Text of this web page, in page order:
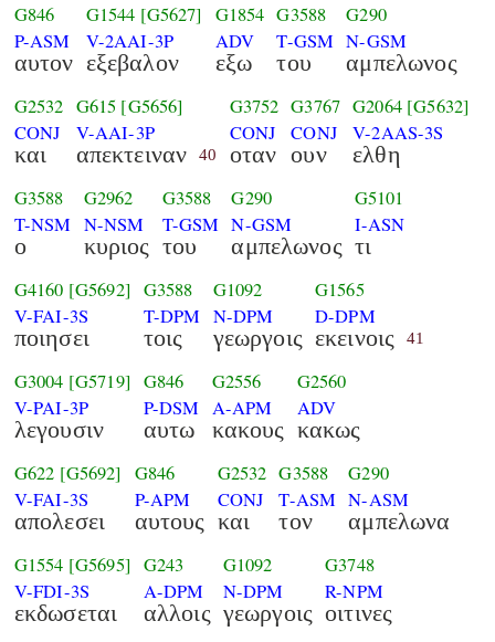
G846
P-ASM
αυτον
G1544 [G5627]
V-2AAI-3P
εξεβαλον
G1854
ADV
εξω
G3588
T-GSM
του
G290
N-GSM
αμπελωνος
G2532
CONJ
και
G615 [G5656]
V-AAI-3P
απεκτειναν 40
G3752
CONJ
οταν
G3767
CONJ
ουν
G2064 [G5632]
V-2AAS-3S
ελθη
G3588
T-NSM
ο
G2962
N-NSM
κυριος
G3588
T-GSM
του
G290
N-GSM
αμπελωνος
G5101
I-ASN
τι
G4160 [G5692]
V-FAI-3S
ποιησει
G3588
T-DPM
τοις
G1092
N-DPM
γεωργοις
G1565
D-DPM
εκεινοις 41
G3004 [G5719]
V-PAI-3P
λεγουσιν
G846
P-DSM
αυτω
G2556
A-APM
κακους
G2560
ADV
κακως
G622 [G5692]
V-FAI-3S
απολεσει
G846
P-APM
αυτους
G2532
CONJ
και
G3588
T-ASM
τον
G290
N-ASM
αμπελωνα
G1554 [G5695]
V-FDI-3S
εκδωσεται
G243
A-DPM
αλλοις
G1092
N-DPM
γεωργοις
G3748
R-NPM
οιτινες